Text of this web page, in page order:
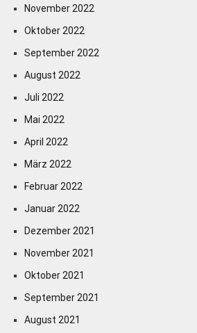
November 2022
Oktober 2022
September 2022
August 2022
Juli 2022
Mai 2022
April 2022
März 2022
Februar 2022
Januar 2022
Dezember 2021
November 2021
Oktober 2021
September 2021
August 2021